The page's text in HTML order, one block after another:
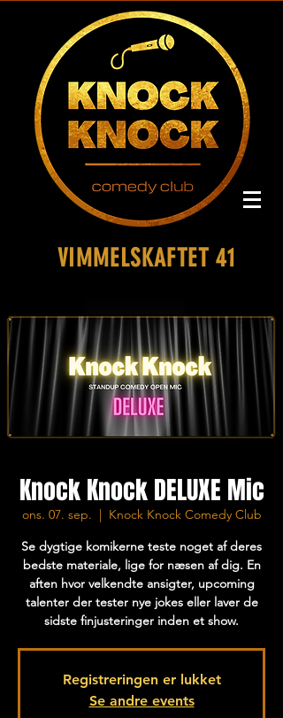
VIMMELSKAFTET 41
Knock Knock DELUXE Mic
ons. 07. sep.
  |
Knock Knock Comedy Club
Se dygtige komikerne teste noget af deres
bedste materiale, lige for næsen af dig. En
aften hvor velkendte ansigter, upcoming
talenter der tester nye jokes eller laver de
sidste finjusteringer inden et show.
Registreringen er lukket
Se andre events